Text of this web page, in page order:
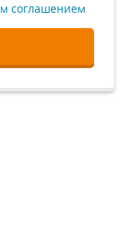
соглашением